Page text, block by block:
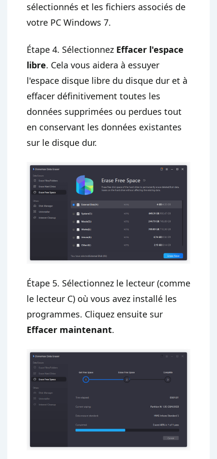
sélectionnés et les fichiers associés de
votre PC Windows 7.
Étape 4. Sélectionnez Effacer l'espace
libre. Cela vous aidera à essuyer
l'espace disque libre du disque dur et à
effacer définitivement toutes les
données supprimées ou perdues tout
en conservant les données existantes
sur le disque dur.
Étape 5. Sélectionnez le lecteur (comme
le lecteur C) où vous avez installé les
programmes. Cliquez ensuite sur
Effacer maintenant.